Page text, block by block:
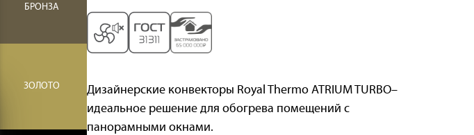
БРОНЗА
ЗОЛОТО
Дизайнерские конвекторы Royal Thermo ATRIUM TURBO–
идеальное решение для обогрева помещений с
панорамными окнами.